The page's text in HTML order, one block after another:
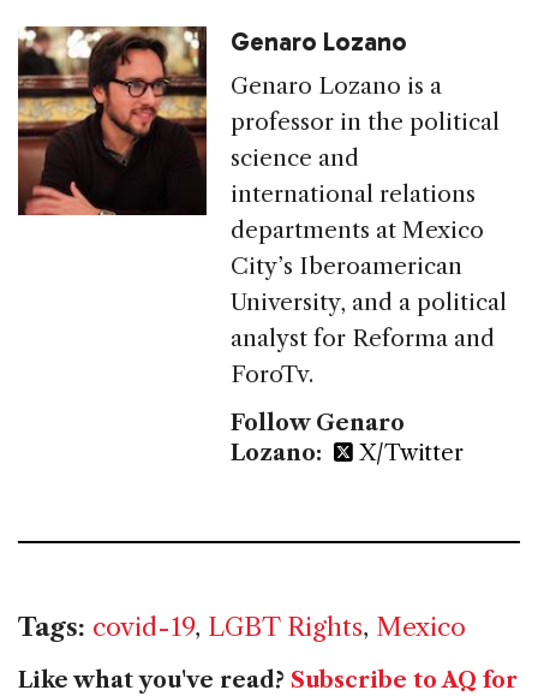
Genaro Lozano
Genaro Lozano is a
professor in the political
science and
international relations
departments at Mexico
City’s Iberoamerican
University, and a political
analyst for Reforma and
ForoTv.
Follow Genaro
Lozano:
X/Twitter
Tags: covid-19, LGBT Rights, Mexico
Like what you've read? Subscribe to AQ for